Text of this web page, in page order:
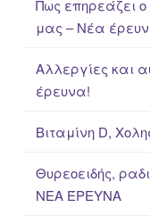
Πως επηρεάζει
μας – Νέα
Αλλεργίες και
έρευνα!
Βιταμίνη D,
Θυρεοειδής,
ΝΕΑ ΈΡΕΥΝΑ